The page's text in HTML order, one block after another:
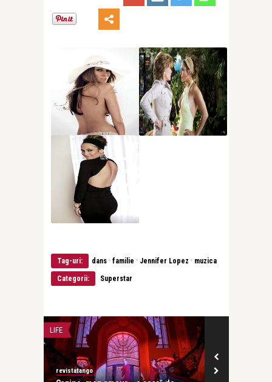
Tag-uri: dans · familie · Jennifer Lopez · muzica
Categorii: Superstar
LIFE
revistatango